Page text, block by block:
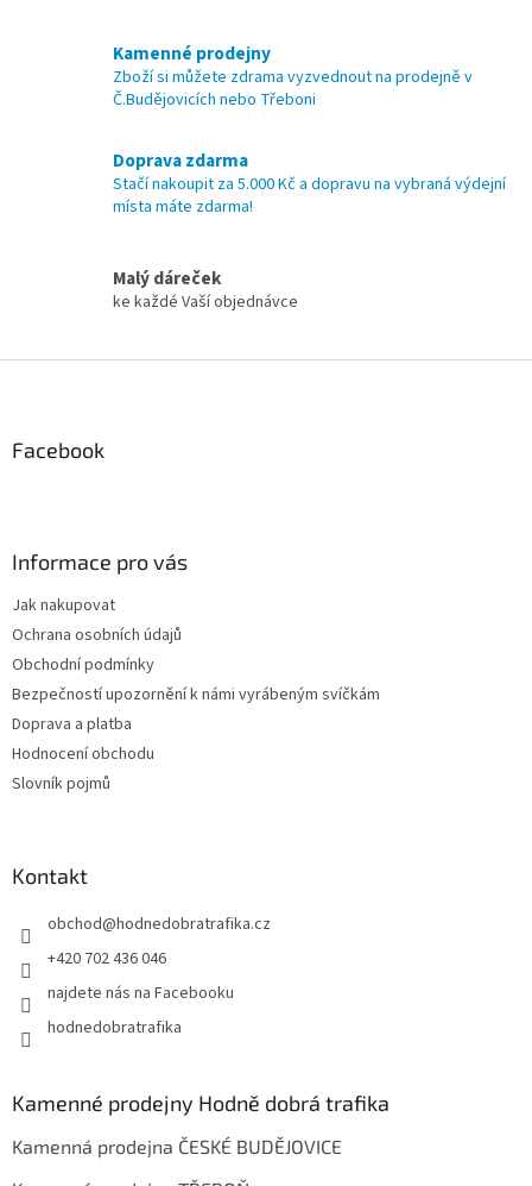
í
p
r
v
u
Kamenné prodejny
Zboží si můžete zdrama vyzvednout na prodejně v
Č.Budějovicích nebo Třeboni
Doprava zdarma
Stačí nakoupit za 5.000 Kč a dopravu na vybraná výdejní
místa máte zdarma!
Malý dáreček
ke každé Vaší objednávce
Facebook
Informace pro vás
Jak nakupovat
Ochrana osobních údajů
Obchodní podmínky
Bezpečností upozornění k námi vyrábeným svíčkám
Doprava a platba
Hodnocení obchodu
Slovník pojmů
Kontakt
obchod@hodnedobratrafika.cz
+420 702 436 046
najdete nás na Facebooku
hodnedobratrafika
Kamenné prodejny Hodně dobrá trafika
Kamenná prodejna ČESKÉ BUDĚJOVICE